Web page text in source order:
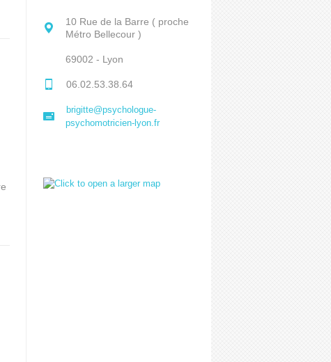
10 Rue de la Barre ( proche
Métro Bellecour )
69002 - Lyon
06.02.53.38.64
brigitte@psychologue-
psychomotricien-lyon.fr